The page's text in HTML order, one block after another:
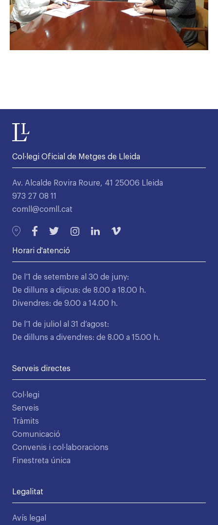
Col·legi Oficial de Metges de Lleida
Av. Alcalde Rovira Roure, 41 25006 Lleida
973 27 08 11
comll@comll.cat
Horari d'atenció
De l’1 de setembre al 30 de juny:
De dilluns a dijous: de 8.00 a 18.00 h.
Divendres: de 9.00 a 14.00 h.
De l’1 de juliol al 31 d’agost:
De dilluns a divendres: de 8.00 a 15.00 h.
Serveis directes
Col·legi
Serveis
Tràmits
Comunicació
Convenis i col·laboracions
Finestreta única
Legalitat
Avís legal